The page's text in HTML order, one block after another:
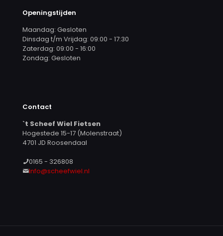
Openingstijden
Maandag: Gesloten
Dinsdag t/m Vrijdag: 09:00 - 17:30
Zaterdag: 09:00 - 16:00
Zondag: Gesloten
Contact
`t Scheef Wiel Fietsen
Hogestede 15-17 (Molenstraat)
4701 JD Roosendaal
0165 - 326808
Info@scheefwiel.nl